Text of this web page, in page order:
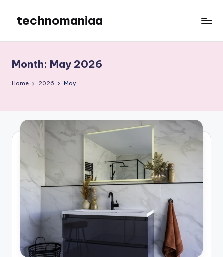
content
technomaniaa
Month: May 2026
Home 2026 May